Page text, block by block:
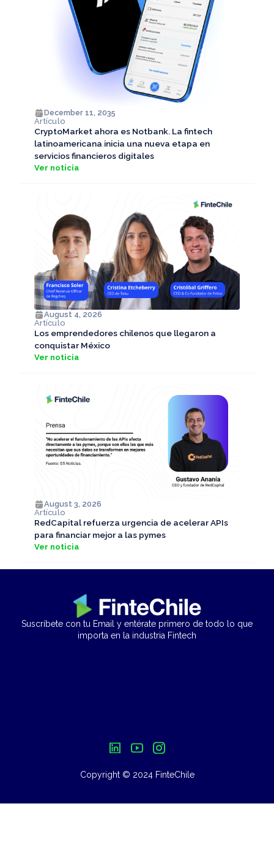
December 11, 2035
Artículo
CryptoMarket ahora es Notbank. La fintech
latinoamericana inicia una nueva etapa en
servicios financieros digitales
Ver noticia
August 4, 2026
Artículo
Los emprendedores chilenos que llegaron a
conquistar México
Ver noticia
August 3, 2026
Artículo
RedCapital refuerza urgencia de acelerar APIs
para financiar mejor a las pymes
Ver noticia
Suscríbete con tu Email y entérate primero de todo lo que
importa en la industria Fintech
Copyright © 2024 FinteChile